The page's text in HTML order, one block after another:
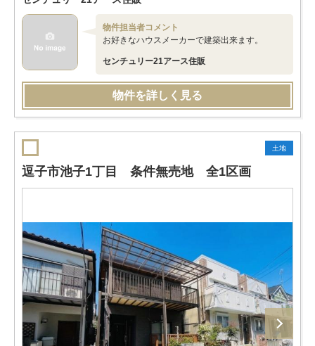
物件担当者コメント
お好きなハウスメーカーで建築出来ます。
センチュリー21アース住販
物件を詳しく見る
土地
逗子市池子1丁目 条件無売地 全1区画